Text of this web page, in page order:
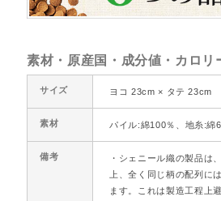
素材・原産国・成分値・カロリ
サイズ ヨコ 23cm × タテ 23cm
素材 パイル:綿100％、地糸:綿
備考
・シェニール織の製品は
上、全く同じ柄の配列に
ます。これは製造工程上